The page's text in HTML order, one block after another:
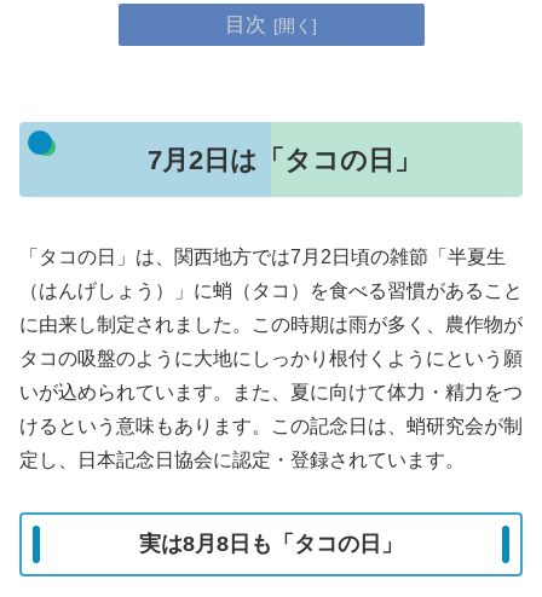
目次
7月2日は「タコの日」
「タコの日」は、関西地方では7月2日頃の雑節「半夏生
（はんげしょう）」に蛸（タコ）を食べる習慣があること
に由来し制定されました。この時期は雨が多く、農作物が
タコの吸盤のように大地にしっかり根付くようにという願
いが込められています。また、夏に向けて体力・精力をつ
けるという意味もあります。この記念日は、蛸研究会が制
定し、日本記念日協会に認定・登録されています。
実は8月8日も「タコの日」